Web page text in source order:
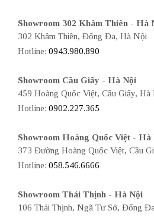
Showroom 302 Khâm Thiên - Hà
302 Khâm Thiên, Đống Đa, Hà Nội
Hotline: 0943.980.890
Showroom Cầu Giấy - Hà Nội
459 Hoàng Quốc Việt, Cầu Giấy, Hà
Hotline: 0902.227.365
Showroom Hoàng Quốc Việt - Hà
373 Đường Hoàng Quốc Việt, Cầu
Hotline: 058.546.6666
Showroom Thái Thịnh - Hà Nội
106 Thái Thịnh, Ngã Tư Sở, Đống